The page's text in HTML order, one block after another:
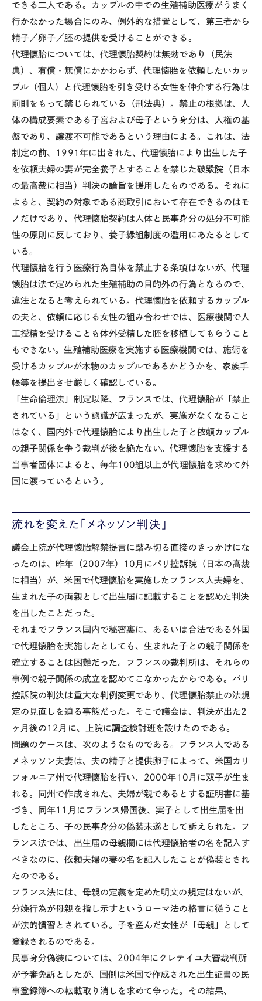
できる二人である。カップルの中での生殖補助医療がうまく
行かなかった場合にのみ、例外的な措置として、第三者から
精子／卵子／胚の提供を受けることができる。
代理懐胎については、代理懐胎契約は無効であり（民法
典）、有償・無償にかかわらず、代理懐胎を依頼したいカッ
プル（個人）と代理懐胎を引き受ける女性を仲介する行為は
罰則をもって禁じられている（刑法典）。禁止の根拠は、人
体の構成要素である子宮および母子という身分は、人権の基
盤であり、譲渡不可能であるという理由による。これは、法
制定の前、1991年に出された、代理懐胎により出生した子
を依頼夫婦の妻が完全養子とすることを禁じた破毀院（日本
の最高裁に相当）判決の論旨を援用したものである。それに
よると、契約の対象である商取引において存在できるのはモ
ノだけであり、代理懐胎契約は人体と民事身分の処分不可能
性の原則に反しており、養子縁組制度の濫用にあたるとして
いる。
代理懐胎を行う医療行為自体を禁止する条項はないが、代理
懐胎は法で定められた生殖補助の目的外の行為となるので、
違法となると考えられている。代理懐胎を依頼するカップル
の夫と、依頼に応じる女性の組み合わせでは、医療機関で人
工授精を受けることも体外受精した胚を移植してもらうこと
もできない。生殖補助医療を実施する医療機関では、施術を
受けるカップルが本物のカップルであるかどうかを、家族手
帳等を提出させ厳しく確認している。
「生命倫理法」制定以降、フランスでは、代理懐胎が「禁止
されている」という認識が広まったが、実施がなくなること
はなく、国内外で代理懐胎により出生した子と依頼カップル
の親子関係を争う裁判が後を絶たない。代理懐胎を支援する
当事者団体によると、毎年100組以上が代理懐胎を求めて外
国に渡っているという。
流れを変えた「メネッソン判決」
議会上院が代理懐胎解禁提言に踏み切る直接のきっかけにな
ったのは、昨年（2007年）10月にパリ控訴院（日本の高裁
に相当）が、米国で代理懐胎を実施したフランス人夫婦を、
生まれた子の両親として出生届に記載することを認めた判決
を出したことだった。
それまでフランス国内で秘密裏に、あるいは合法である外国
で代理懐胎を実施したとしても、生まれた子との親子関係を
確立することは困難だった。フランスの裁判所は、それらの
事例で親子関係の成立を認めてこなかったからである。パリ
控訴院の判決は重大な判例変更であり、代理懐胎禁止の法規
定の見直しを迫る事態だった。そこで議会は、判決が出た2
ヶ月後の12月に、上院に調査検討班を設けたのである。
問題のケースは、次のようなものである。フランス人である
メネッソン夫妻は、夫の精子と提供卵子によって、米国カリ
フォルニア州で代理懐胎を行い、2000年10月に双子が生ま
れる。同州で作成された、夫婦が親であるとする証明書に基
づき、同年11月にフランス帰国後、実子として出生届を出
したところ、子の民事身分の偽装未遂として訴えられた。フ
ランス法では、出生届の母親欄には代理懐胎者の名を記入す
べきなのに、依頼夫婦の妻の名を記入したことが偽装とされ
たのである。
フランス法には、母親の定義を定めた明文の規定はないが、
分娩行為が母親を指し示すというローマ法の格言に従うこと
が法的慣習とされている。子を産んだ女性が「母親」として
登録されるのである。
民事身分偽装については、2004年にクレテイユ大審裁判所
が予審免訴としたが、国側は米国で作成された出生証書の民
事登録簿への転載取り消しを求めて争った。その結果、